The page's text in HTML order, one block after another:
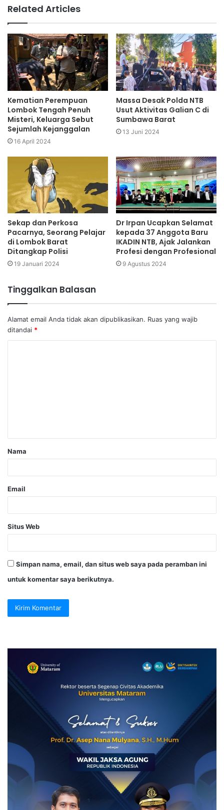
Related Articles
Kematian Perempuan
Lombok Tengah Penuh
Misteri, Keluarga Sebut
Sejumlah Kejanggalan
16 April 2024
Massa Desak Polda NTB
Usut Aktivitas Galian C di
Sumbawa Barat
13 Juni 2024
Sekap dan Perkosa
Pacarnya, Seorang Pelajar
di Lombok Barat
Ditangkap Polisi
19 Januari 2024
Dr Irpan Ucapkan Selamat
kepada 37 Anggota Baru
IKADIN NTB, Ajak Jalankan
Profesi dengan Profesional
9 Agustus 2024
Tinggalkan Balasan
Alamat email Anda tidak akan dipublikasikan. Ruas yang wajib
ditandai *
Nama
Email
Situs Web
Simpan nama, email, dan situs web saya pada peramban ini
untuk komentar saya berikutnya.